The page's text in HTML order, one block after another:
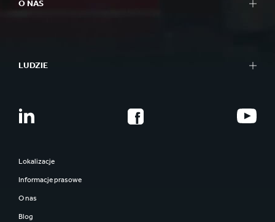
O NAS
LUDZIE
Lokalizacje
Informacje prasowe
O nas
Blog